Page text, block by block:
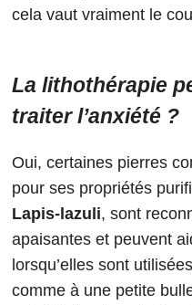
cela vaut vraiment le
La lithothérapie
traiter l’anxiété ?
Oui, certaines pierres
pour ses propriétés
Lapis-lazuli, sont
apaisantes et peuvent
lorsqu’elles sont
comme à une petite